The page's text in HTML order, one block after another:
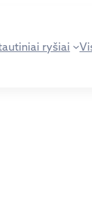
ryšiai